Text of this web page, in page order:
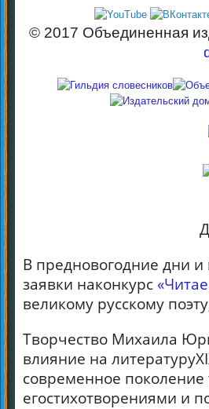
© 2017 Объединенная
В предновогодние дни
заявки наконкурс
великому русскому
Творчество Михаила
влияние на
современное
егостихотворениями и